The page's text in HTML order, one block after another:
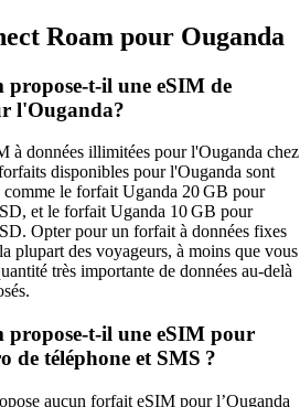
Roam pour Ouganda
t-il une eSIM de
l'Ouganda?
à données illimitées pour l'Ouganda chez
disponibles pour l'Ouganda sont
comme le forfait Uganda 20 GB pour
et le forfait Uganda 10 GB pour
Opter pour un forfait à données fixes
plupart des voyageurs, à moins que vous
très importante de données au-delà
une eSIM pour
de téléphone et SMS ?
aucun forfait eSIM pour l’Ouganda